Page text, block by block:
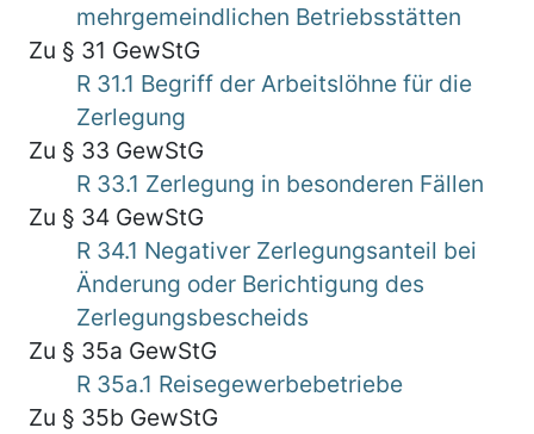
mehrgemeindlichen Betriebsstätten
Zu § 31 GewStG
R 31.1 Begriff der Arbeitslöhne für die
Zerlegung
Zu § 33 GewStG
R 33.1 Zerlegung in besonderen Fällen
Zu § 34 GewStG
R 34.1 Negativer Zerlegungsanteil bei
Änderung oder Berichtigung des
Zerlegungsbescheids
Zu § 35a GewStG
R 35a.1 Reisegewerbebetriebe
Zu § 35b GewStG